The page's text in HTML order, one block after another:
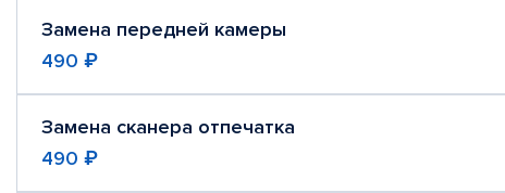
Замена передней камеры
490 ₽
Замена сканера отпечатка
490 ₽